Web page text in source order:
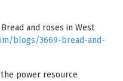
and roses in West
blogs/3669-bread-and-
the power resource